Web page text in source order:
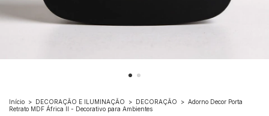
Início > DECORAÇÃO E ILUMINAÇÃO > DECORAÇÃO > Adorno Decor Porta
Retrato MDF África II - Decorativo para Ambientes